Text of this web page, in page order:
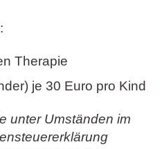
Therapie
je 30 Euro pro Kind
unter Umständen im